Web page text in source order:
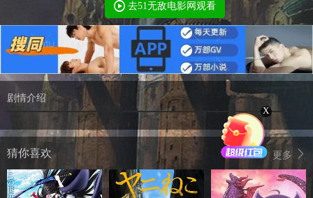
去51无敌电影网观看
剧情介绍
更多
猜你喜欢
X